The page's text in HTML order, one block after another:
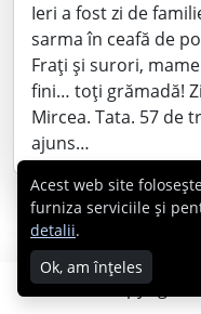
Ieri a fost zi de
sarma în ceafă de
Frați și surori,
fini… toți grămadă!
Mircea. Tata. 57 de
ajuns…
Copyright ©
Acest web site
furniza serviciile și
detalii.
Ok, am înțeles